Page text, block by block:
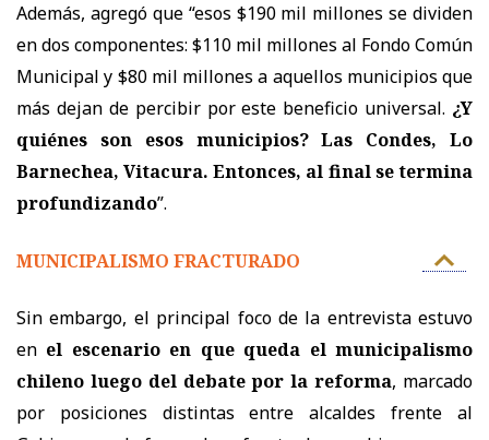
Además, agregó que “esos $190 mil millones se dividen
en dos componentes: $110 mil millones al Fondo Común
Municipal y $80 mil millones a aquellos municipios que
más dejan de percibir por este beneficio universal. ¿Y
quiénes son esos municipios? Las Condes, Lo
Barnechea, Vitacura. Entonces, al final se termina
profundizando”.
MUNICIPALISMO FRACTURADO
Sin embargo, el principal foco de la entrevista estuvo
en el escenario en que queda el municipalismo
chileno luego del debate por la reforma, marcado
por posiciones distintas entre alcaldes frente al